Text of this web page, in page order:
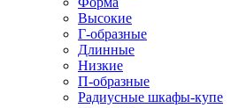
Высокие
Г-образные
Длинные
Низкие
П-образные
Радиусные шкафы-купе